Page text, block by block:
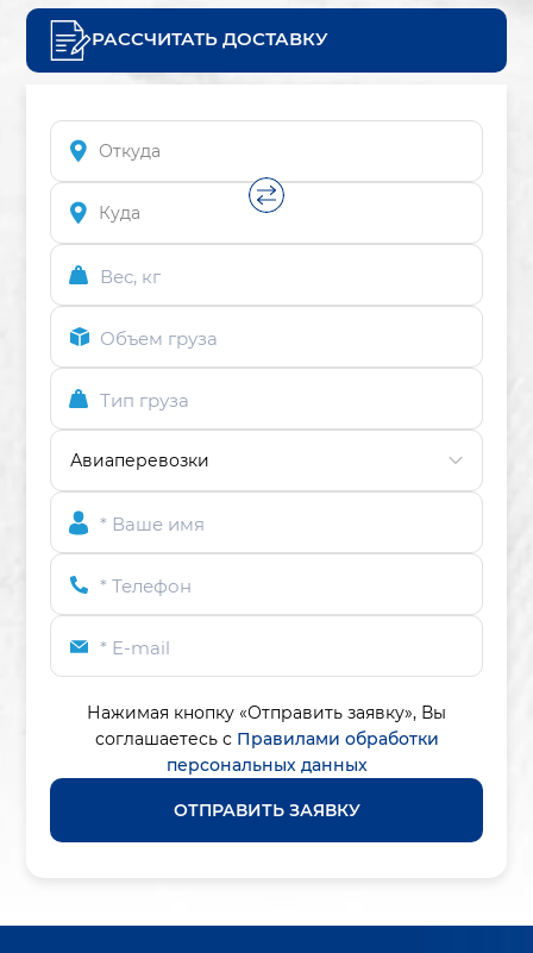
РАССЧИТАТЬ ДОСТАВКУ
Вес, кг
Объем груза
Тип груза
* Ваше имя
* Телефон
* E-mail
Нажимая кнопку «Отправить заявку», Вы
соглашаетесь с Правилами обработки
персональных данных
ОТПРАВИТЬ ЗАЯВКУ